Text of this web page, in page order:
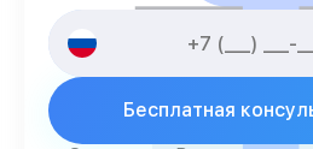
Бесплатная